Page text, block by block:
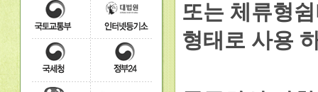
또는 체류형
형태로 사용